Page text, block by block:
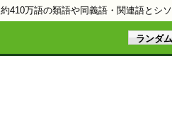
約410万語の類語や同義語・関連語とシ